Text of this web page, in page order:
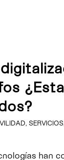
, SERVICIOS
han